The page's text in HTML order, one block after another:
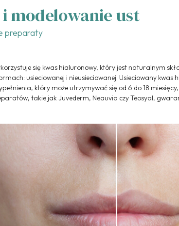
modelowanie ust
preparaty
się kwas hialuronowy, który jest naturalnym
usieciowanej i nieusieciowanej. Usieciowany
który może utrzymywać się od 6 do 18
takie jak Juvederm, Neauvia czy Teosyal,